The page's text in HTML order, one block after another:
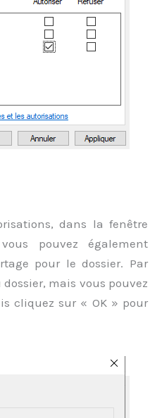
dans la fenêtre
pouvez également
pour le dossier. Par
mais vous pouvez
cliquez sur « OK » pour